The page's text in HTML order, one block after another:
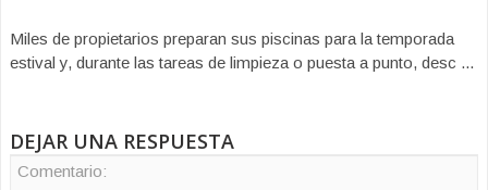
Miles de propietarios preparan sus piscinas para la temporada
estival y, durante las tareas de limpieza o puesta a punto, desc ...
DEJAR UNA RESPUESTA